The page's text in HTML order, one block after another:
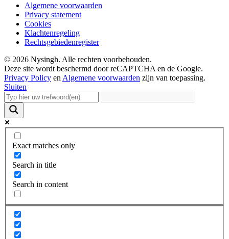
Algemene voorwaarden
Privacy statement
Cookies
Klachtenregeling
Rechtsgebiedenregister
© 2026 Nysingh. Alle rechten voorbehouden.
Deze site wordt beschermd door reCAPTCHA en de Google.
Privacy Policy en Algemene voorwaarden zijn van toepassing.
Sluiten
Exact matches only
Search in title
Search in content